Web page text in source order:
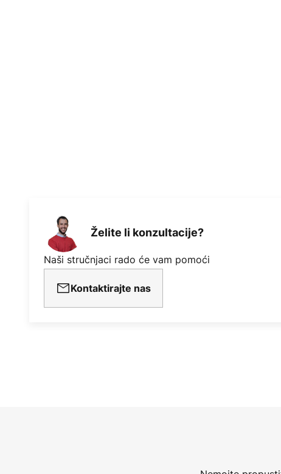
Želite li konzultacije?
Naši stručnjaci rado će vam pomoći
Kontaktirajte nas